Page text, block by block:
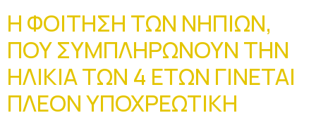
Η ΦΟΙΤΗΣΗ ΤΩΝ ΝΗΠΙΩΝ,
ΠΟΥ ΣΥΜΠΛΗΡΩΝΟΥΝ ΤΗΝ
ΗΛΙΚΙΑ ΤΩΝ 4 ΕΤΩΝ ΓΙΝΕΤΑΙ
ΠΛΕΟΝ ΥΠΟΧΡΕΩΤΙΚΗ